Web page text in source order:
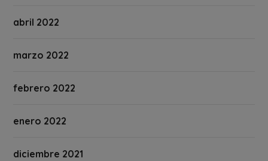
abril 2022
marzo 2022
febrero 2022
enero 2022
diciembre 2021